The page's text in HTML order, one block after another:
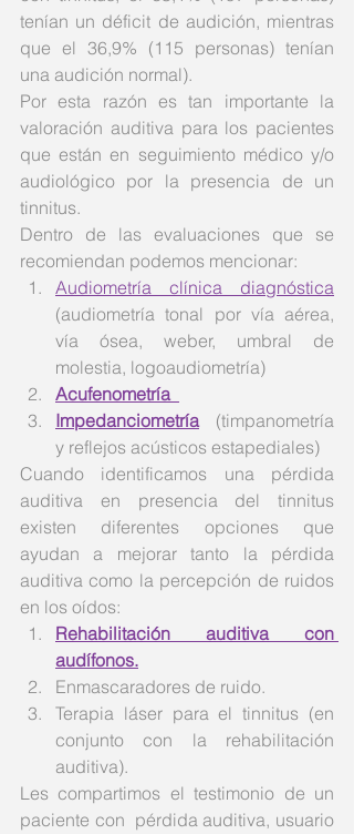
tenían un déficit de audición, mientras
que el 36,9% (115 personas) tenían
una audición normal).
Por esta razón es tan importante la
valoración auditiva para los pacientes
que están en seguimiento médico y/o
audiológico por la presencia de un
tinnitus.
Dentro de las evaluaciones que se
recomiendan podemos mencionar:
Audiometría clínica diagnóstica
(audiometría tonal por vía aérea,
vía ósea, weber, umbral de
molestia, logoaudiometría)
Acufenometría
Impedanciometría (timpanometría
y reflejos acústicos estapediales)
Cuando identificamos una pérdida
auditiva en presencia del tinnitus
existen diferentes opciones que
ayudan a mejorar tanto la pérdida
auditiva como la percepción de ruidos
en los oídos:
Rehabilitación auditiva con
audífonos.
Enmascaradores de ruido.
Terapia láser para el tinnitus (en
conjunto con la rehabilitación
auditiva).
Les compartimos el testimonio de un
paciente con  pérdida auditiva, usuario